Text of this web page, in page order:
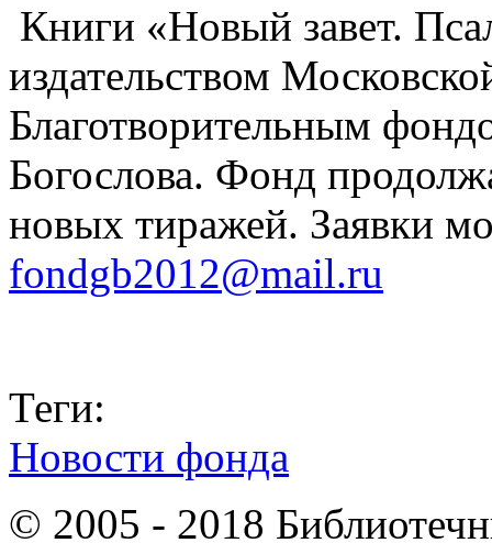
Книги «Новый завет.
издательством
Благотворительным
Богослова. Фонд
новых тиражей. Заявки
fondgb2012@mail.ru
Теги:
Новости фонда
© 2005 - 2018